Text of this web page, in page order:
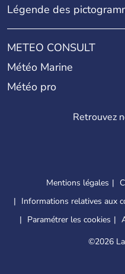
Légende des
METEO CONSULT
Météo Marine
Météo pro
Retrouvez
Mentions légales
Informations relatives aux
Paramétrer les cookies
©2026